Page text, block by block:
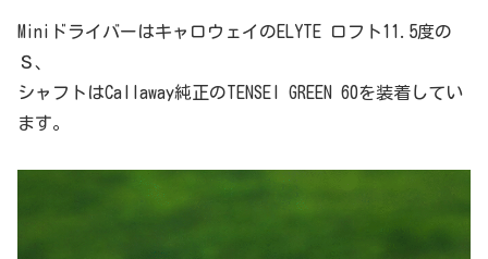
MiniドライバーはキャロウェイのELYTE ロフト11.5度の
Ｓ、
シャフトはCallaway純正のTENSEI GREEN 60を装着してい
ます。